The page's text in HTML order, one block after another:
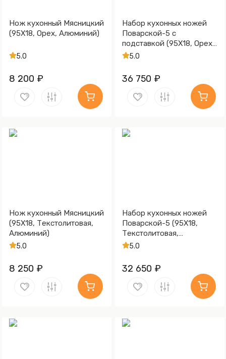
Нож кухонный Мясницкий
(95Х18, Орех, Алюминий)
5.0
8 200 ₽
Набор кухонных ножей
Поварской-5 с
подставкой (95Х18, Орех,
Алюминий)
5.0
36 750 ₽
Нож кухонный Мясницкий
(95Х18, Текстолитовая,
Алюминий)
5.0
8 250 ₽
Набор кухонных ножей
Поварской-5 (95Х18,
Текстолитовая,
Алюминий)
5.0
32 650 ₽